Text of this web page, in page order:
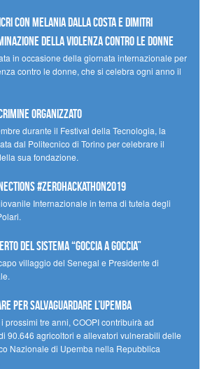
con Melania Dalla Costa e Dimitri
della violenza contro le donne
in occasione della giornata internazionale per
contro le donne, che si celebra ogni anno il
organizzato
durante il Festival della Tecnologia, la
dal Politecnico di Torino per celebrare il
sua fondazione.
#ZEROHackathon2019
Internazionale in tema di tutela degli
DEL SISTEMA “GOCCIA A GOCCIA”
villaggio del Senegal e Presidente di
per salvaguardare l’Upemba
prossimi tre anni, COOPI contribuirà ad
90.646 agricoltori e allevatori vulnerabili delle
Nazionale di Upemba nella Repubblica